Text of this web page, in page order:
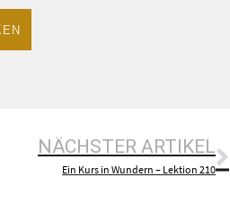
NÄCHSTER ARTIKEL
Ein Kurs in Wundern – Lektion 210